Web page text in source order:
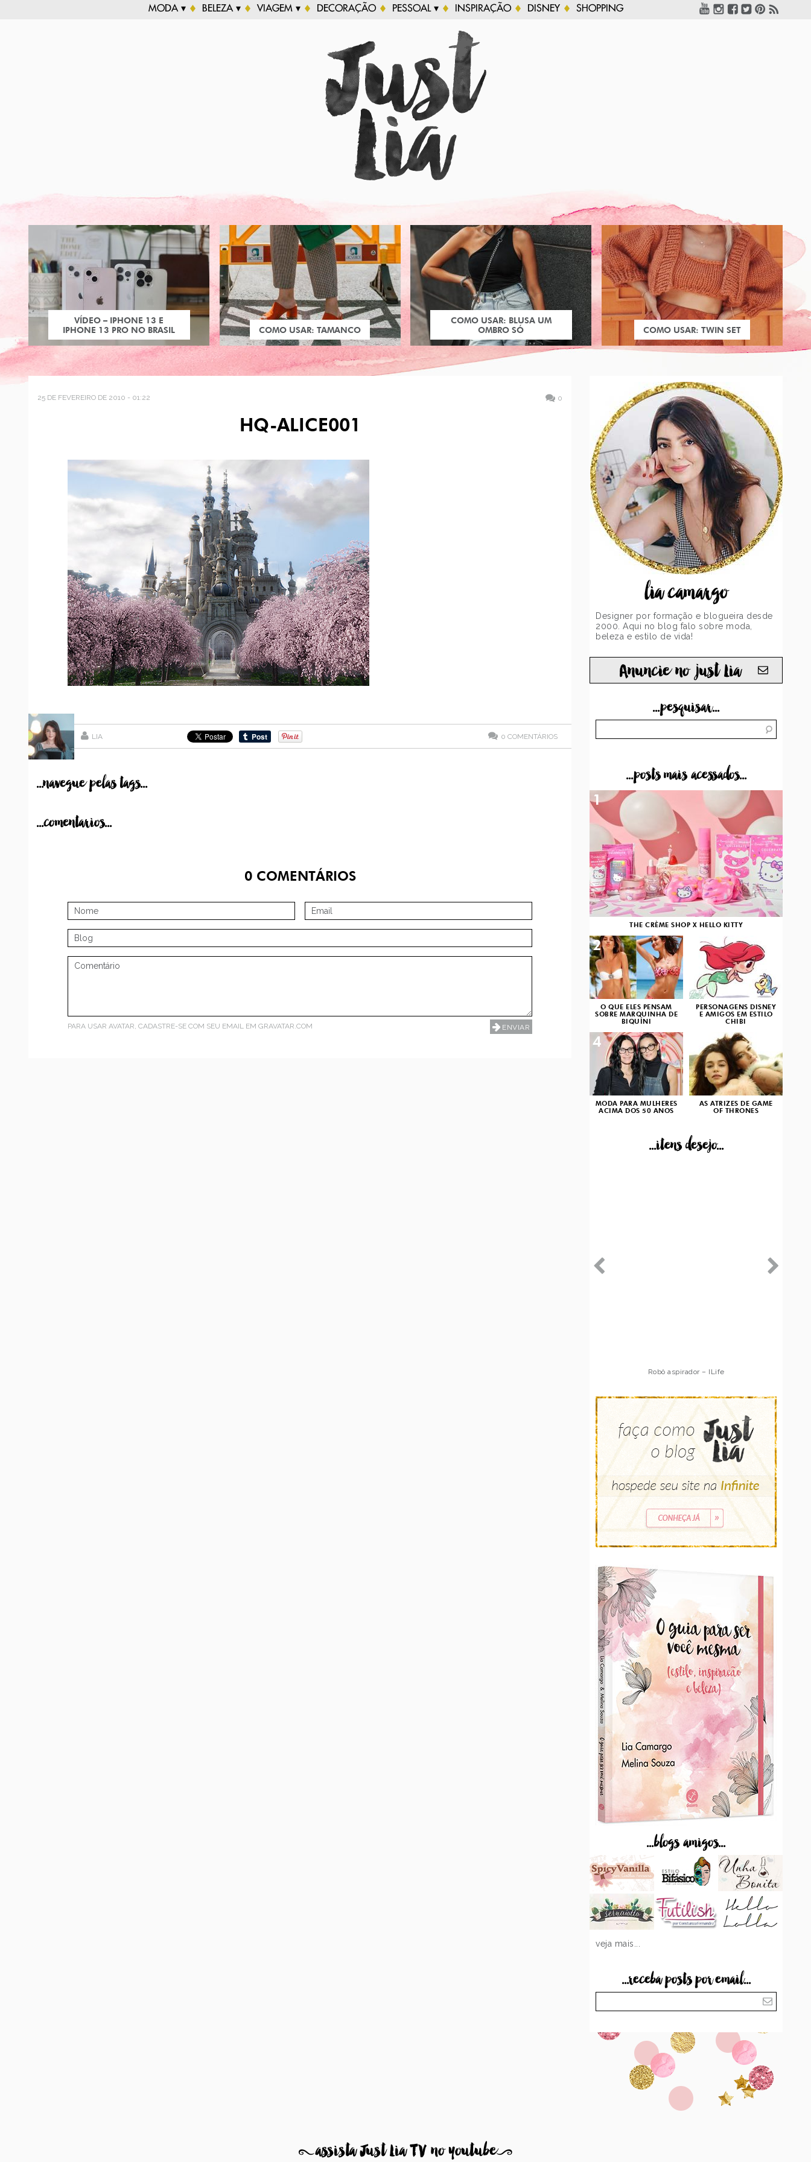
MODA ▾ BELEZA ▾ VIAGEM ▾ DECORAÇÃO PESSOAL ▾ INSPIRAÇÃO DISNEY SHOPPING
VÍDEO – IPHONE 13 E
IPHONE 13 PRO NO BRASIL
COMO USAR: TAMANCO
COMO USAR: BLUSA UM
OMBRO SÓ
COMO USAR: TWIN SET
25 DE FEVEREIRO DE 2010 - 01:22 0
HQ-ALICE001
LIA 0 COMENTÁRIOS
...navegue pelas tags...
...comentarios...
0COMENTÁRIOS
PARA USAR AVATAR, CADASTRE-SE COM SEU EMAIL EM GRAVATAR.COM
lia camargo
Designer por formação e blogueira desde
2000. Aqui no blog falo sobre moda,
beleza e estilo de vida!
Anuncie no just Lia
...pesquisar...
...posts mais acessados...
THE CRÈME SHOP X HELLO KITTY
1
O QUE ELES PENSAM
SOBRE MARQUINHA DE
BIQUÍNI
2
PERSONAGENS DISNEY
E AMIGOS EM ESTILO
CHIBI
3
MODA PARA MULHERES
ACIMA DOS 50 ANOS
4
AS ATRIZES DE GAME
OF THRONES
...itens desejo...
Robô aspirador – ILife
...blogs amigos...
veja mais...
...receba posts por email...
8assista Just Lia TV no youtube9